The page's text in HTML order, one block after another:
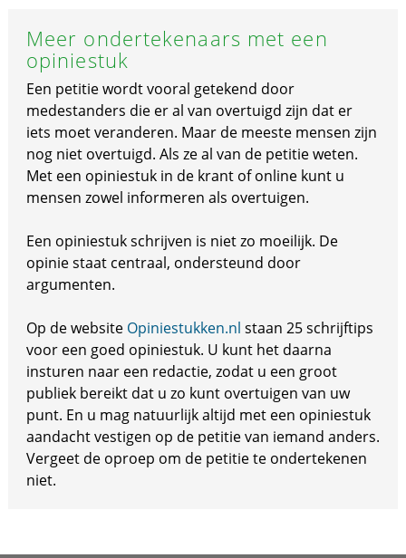
Meer ondertekenaars met een
opiniestuk
Een petitie wordt vooral getekend door
medestanders die er al van overtuigd zijn dat er
iets moet veranderen. Maar de meeste mensen zijn
nog niet overtuigd. Als ze al van de petitie weten.
Met een opiniestuk in de krant of online kunt u
mensen zowel informeren als overtuigen.
Een opiniestuk schrijven is niet zo moeilijk. De
opinie staat centraal, ondersteund door
argumenten.
Op de website Opiniestukken.nl staan 25 schrijftips
voor een goed opiniestuk. U kunt het daarna
insturen naar een redactie, zodat u een groot
publiek bereikt dat u zo kunt overtuigen van uw
punt. En u mag natuurlijk altijd met een opiniestuk
aandacht vestigen op de petitie van iemand anders.
Vergeet de oproep om de petitie te ondertekenen
niet.